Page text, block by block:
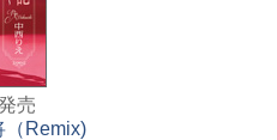
売
（Remix)